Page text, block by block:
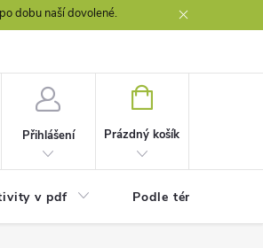
dobu naší dovolené.
Přihlášení
NÁKUPNÍ
Prázdný košík
v pdf Podle témat